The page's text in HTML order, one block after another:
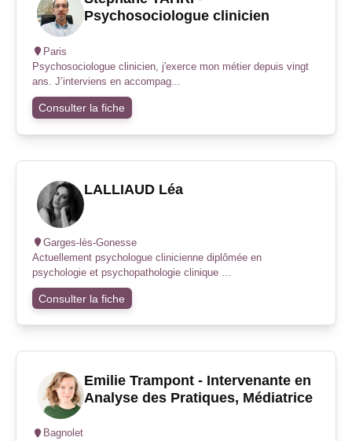
Psychosociologue clinicien
Paris
Psychosociologue clinicien, j'exerce mon métier depuis vingt
ans. J’interviens en accompag...
Consulter la fiche
LALLIAUD Léa
Garges-lès-Gonesse
Actuellement psychologue clinicienne diplômée en
psychologie et psychopathologie clinique ...
Consulter la fiche
Emilie Trampont - Intervenante en
Analyse des Pratiques, Médiatrice
Bagnolet